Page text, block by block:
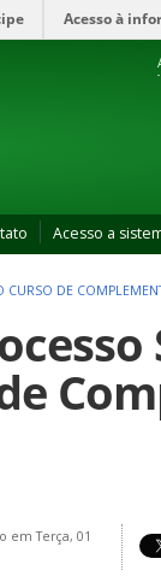
Acesso à
Acesso a
CURSO DE
em Terça, 01